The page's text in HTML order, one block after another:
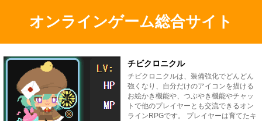
オンラインゲーム総合サイト
チビクロニクル
チビクロニクルは、装備強化でどんどん
強くなり、自分だけのアイコンを描ける
お絵かき機能や、つぶやき機能やチャッ
トで他のプレイヤーとも交流できるオン
ラインRPGです。 プレイヤーは育てたキ